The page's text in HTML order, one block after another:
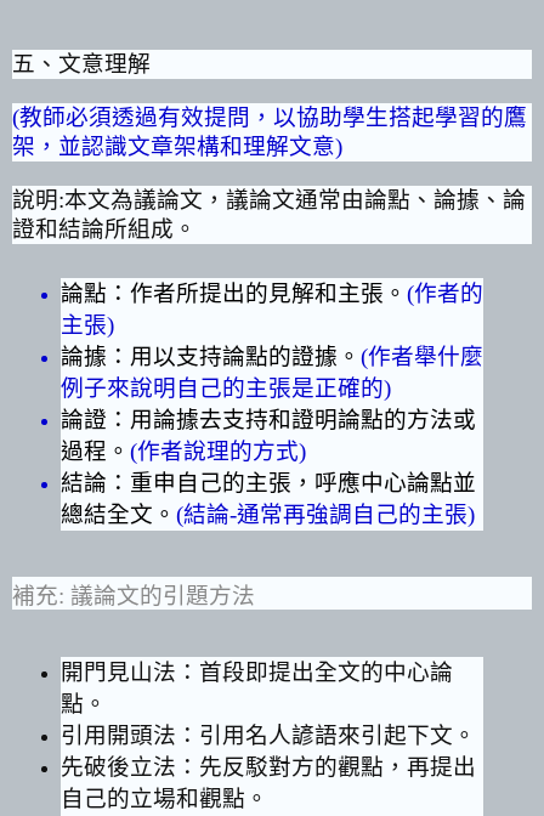
五、文意理解
(教師必須透過有效提問，以協助學生搭起學習的鷹
架，並認識文章架構和理解文意)
說明:本文為議論文，議論文通常由論點、論據、論
證和結論所組成。
論點：作者所提出的見解和主張。 (作者的
主張)
論據：用以支持論點的證據。 (作者舉什麼
例子來說明自己的主張是正確的)
論證：用論據去支持和證明論點的方法或
過程。 (作者說理的方式)
結論：重申自己的主張，呼應中心論點並
總結全文。 (結論-通常再強調自己的主張)
補充: 議論文的引題方法
開門見山法：首段即提出全文的中心論
點。
引用開頭法：引用名人諺語來引起下文。
先破後立法：先反駁對方的觀點，再提出
自己的立場和觀點。